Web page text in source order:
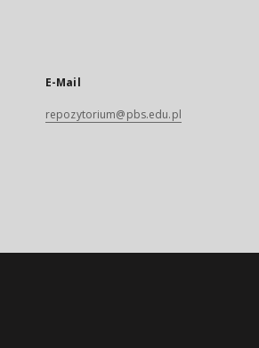
E-Mail
repozytorium@pbs.edu.pl